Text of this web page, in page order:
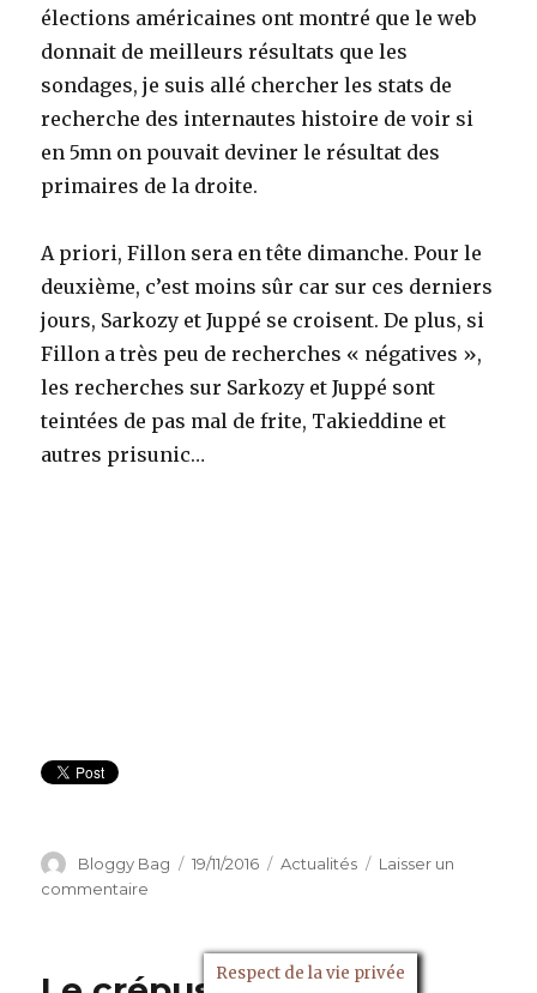
élections américaines ont montré que le web
donnait de meilleurs résultats que les
sondages, je suis allé chercher les stats de
recherche des internautes histoire de voir si
en 5mn on pouvait deviner le résultat des
primaires de la droite.
A priori, Fillon sera en tête dimanche. Pour le
deuxième, c’est moins sûr car sur ces derniers
jours, Sarkozy et Juppé se croisent. De plus, si
Fillon a très peu de recherches « négatives »,
les recherches sur Sarkozy et Juppé sont
teintées de pas mal de frite, Takieddine et
autres prisunic…
Auteur
Bloggy Bag
Publié
19/11/2016 Catégories
Actualités
Laisser un
commentaire
primaires
Respect de la vie privée